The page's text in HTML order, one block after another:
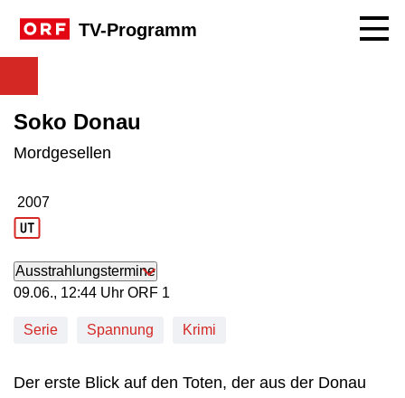
TV-Programm
Soko Donau
Mordgesellen
Produktionsjahr: 2007
2007
Ausstrahlungstermine
09. Juni, 12:44 Uhr in ORF 1
09.06., 12:44 Uhr ORF 1
Serie Spannung Krimi
Der erste Blick auf den Toten, der aus der Donau